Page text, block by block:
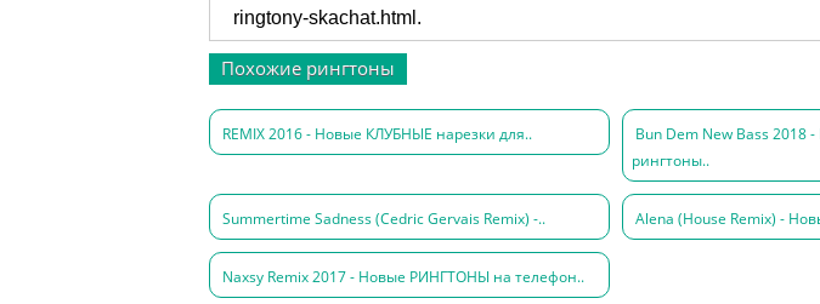
ringtony-skachat.html .
Похожие рингтоны
REMIX 2016 - Новые КЛУБНЫЕ нарезки для..
Bun Dem New Bass 2018
рингтоны..
Summertime Sadness (Cedric Gervais Remix) -.. Alena (House Remix) -
Naxsy Remix 2017 - Новые РИНГТОНЫ на телефон..